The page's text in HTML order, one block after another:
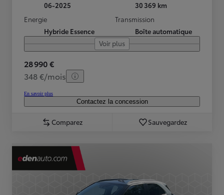
06-2025
30 369 km
Energie
Hybride Essence
Transmission
Boîte automatique
Voir plus
28 990 €
348 €/mois
En savoir plus
Contactez la concession
Comparez Sauvegardez